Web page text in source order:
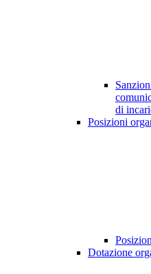
di
Posizioni
Dotazione